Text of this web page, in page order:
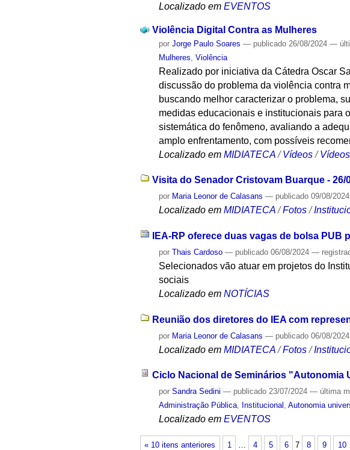
Localizado em EVENTOS
Violência Digital Contra as Mulheres
porJorge Paulo Soares — publicado 26/08/2024—
Mulheres ,Violência
Realizado por iniciativa da Cátedra Oscar
discussão do problema da violência contra
buscando melhor caracterizar o problema,
medidas educacionais e institucionais para
sistemática do fenômeno, avaliando a
amplo enfrentamento, com possíveis
Localizado em MIDIATECA /Vídeos /
Visita do Senador Cristovam Buarque - 26/
por Maria Leonor de Calasans — publicado 09/08/
Localizado em MIDIATECA /Fotos /
IEA-RP oferece duas vagas de bolsa
porThais Cardoso — publicado 06/08/2024—
Selecionados vão atuar em projetos do
sociais
Localizado em NOTÍCIAS
Reunião dos diretores do IEA com
por Maria Leonor de Calasans — publicado 06/08/
Localizado em MIDIATECA /Fotos /
Ciclo Nacional de Seminários "Autonomia
porSandra Sedini — publicado 23/07/2024— última
Administração Pública, Institucional ,Autonomia
Localizado em EVENTOS
« 10 itens anteriores 1 4 5 6 7 8 9 10